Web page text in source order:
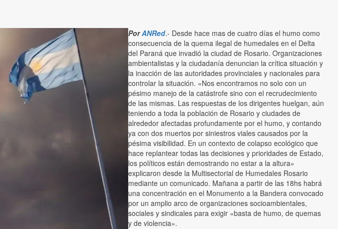
PorANRed.- Desde hace mas de cuatro días el humo como
consecuencia de la quema ilegal de humedales en el Delta
del Paraná que invadió la ciudad de Rosario. Organizaciones
ambientalistas y la ciudadanía denuncian la crítica situación y
la inacción de las autoridades provinciales y nacionales para
controlar la situación. «Nos encontramos no solo con un
pésimo manejo de la catástrofe sino con el recrudecimiento
de las mismas. Las respuestas de los dirigentes huelgan, aún
teniendo a toda la población de Rosario y ciudades de
alrededor afectadas profundamente por el humo, y contando
ya con dos muertos por siniestros viales causados por la
pésima visibilidad. En un contexto de colapso ecológico que
hace replantear todas las decisiones y prioridades de Estado,
los políticos están demostrando no estar a la altura»
explicaron desde la Multisectorial de Humedales Rosario
mediante un comunicado. Mañana a partir de las 18hs habrá
una concentración en el Monumento a la Bandera convocado
por un amplio arco de organizaciones socioambientales,
sociales y sindicales para exigir «basta de humo, de quemas
y de violencia».